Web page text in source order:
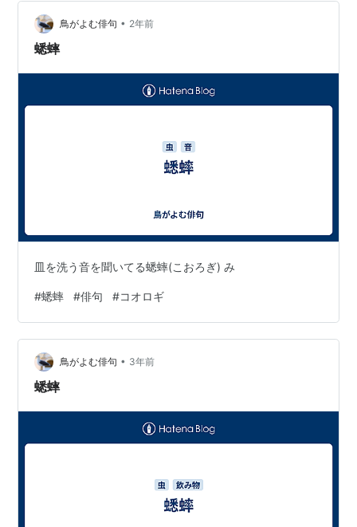
鳥がよむ俳句 • 2年前
蟋蟀
皿を洗う音を聞いてる蟋蟀(こおろぎ) み
#蟋蟀 #俳句 #コオロギ
鳥がよむ俳句 • 3年前
蟋蟀